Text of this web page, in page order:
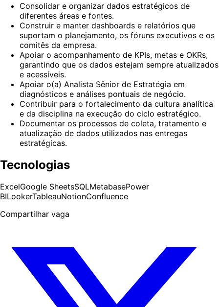
Consolidar e organizar dados estratégicos de
diferentes áreas e fontes.
Construir e manter dashboards e relatórios que
suportam o planejamento, os fóruns executivos e os
comitês da empresa.
Apoiar o acompanhamento de KPIs, metas e OKRs,
garantindo que os dados estejam sempre atualizados
e acessíveis.
Apoiar o(a) Analista Sênior de Estratégia em
diagnósticos e análises pontuais de negócio.
Contribuir para o fortalecimento da cultura analítica
e da disciplina na execução do ciclo estratégico.
Documentar os processos de coleta, tratamento e
atualização de dados utilizados nas entregas
estratégicas.
Tecnologias
ExcelGoogle SheetsSQLMetabasePower
BILookerTableauNotionConfluence
Compartilhar vaga